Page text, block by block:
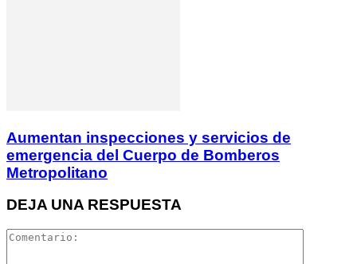
Aumentan inspecciones y servicios de
emergencia del Cuerpo de Bomberos
Metropolitano
DEJA UNA RESPUESTA